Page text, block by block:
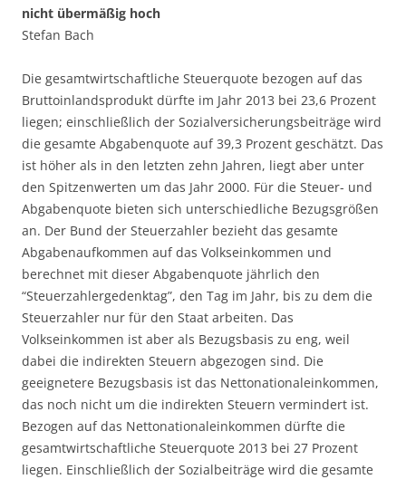
nicht übermäßig hoch
Stefan Bach
Die gesamtwirtschaftliche Steuerquote bezogen auf das
Bruttoinlandsprodukt dürfte im Jahr 2013 bei 23,6 Prozent
liegen; einschließlich der Sozialversicherungsbeiträge wird
die gesamte Abgabenquote auf 39,3 Prozent geschätzt. Das
ist höher als in den letzten zehn Jahren, liegt aber unter
den Spitzenwerten um das Jahr 2000. Für die Steuer- und
Abgabenquote bieten sich unterschiedliche Bezugsgrößen
an. Der Bund der Steuerzahler bezieht das gesamte
Abgabenaufkommen auf das Volkseinkommen und
berechnet mit dieser Abgabenquote jährlich den
“Steuerzahlergedenktag”, den Tag im Jahr, bis zu dem die
Steuerzahler nur für den Staat arbeiten. Das
Volkseinkommen ist aber als Bezugsbasis zu eng, weil
dabei die indirekten Steuern abgezogen sind. Die
geeignetere Bezugsbasis ist das Nettonationaleinkommen,
das noch nicht um die indirekten Steuern vermindert ist.
Bezogen auf das Nettonationaleinkommen dürfte die
gesamtwirtschaftliche Steuerquote 2013 bei 27 Prozent
liegen. Einschließlich der Sozialbeiträge wird die gesamte